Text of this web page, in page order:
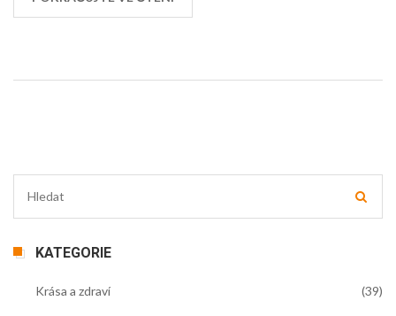
všechna ta námaha jít nazmar, takže je důležité být o
KATEGORIE
Krása a zdraví (39)